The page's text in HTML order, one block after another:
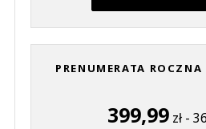
PRENUMERATA ROCZNA
399,99zł -